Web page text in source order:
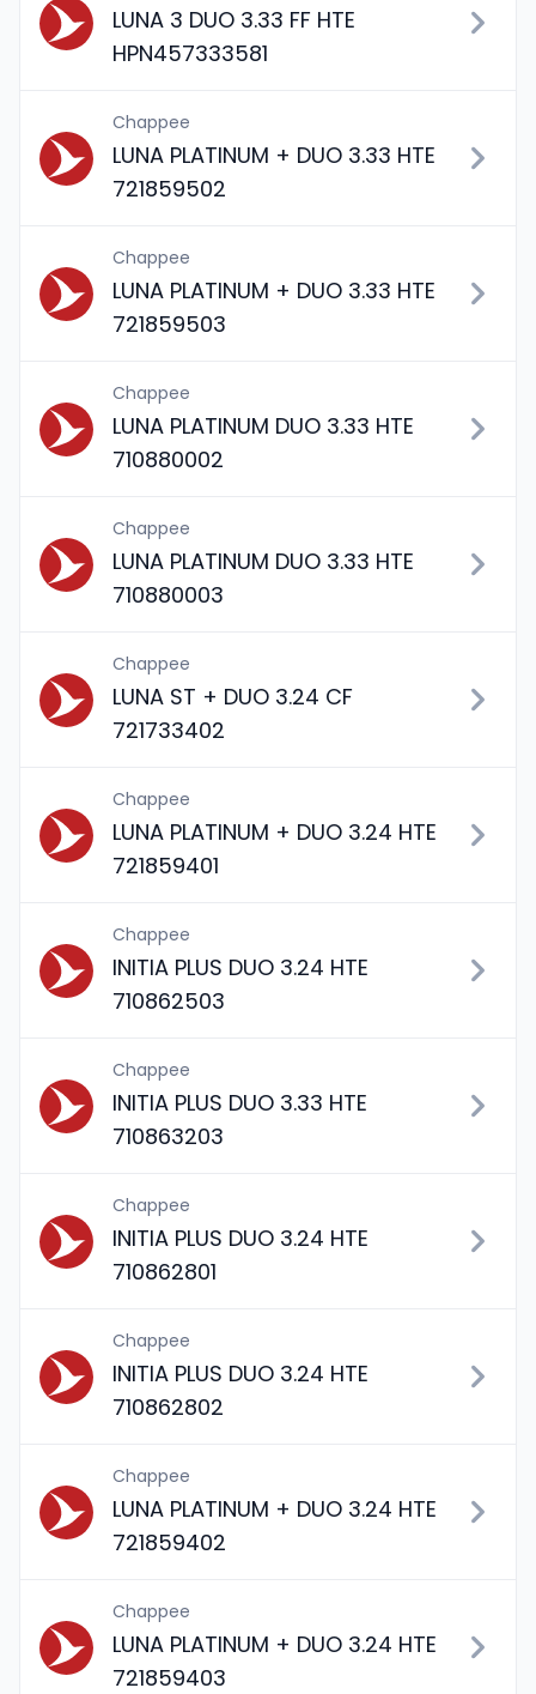
LUNA 3 DUO 3.33 FF HTE
HPN457333581
Chappee
LUNA PLATINUM + DUO 3.33 HTE
721859502
Chappee
LUNA PLATINUM + DUO 3.33 HTE
721859503
Chappee
LUNA PLATINUM DUO 3.33 HTE
710880002
Chappee
LUNA PLATINUM DUO 3.33 HTE
710880003
Chappee
LUNA ST + DUO 3.24 CF
721733402
Chappee
LUNA PLATINUM + DUO 3.24 HTE
721859401
Chappee
INITIA PLUS DUO 3.24 HTE
710862503
Chappee
INITIA PLUS DUO 3.33 HTE
710863203
Chappee
INITIA PLUS DUO 3.24 HTE
710862801
Chappee
INITIA PLUS DUO 3.24 HTE
710862802
Chappee
LUNA PLATINUM + DUO 3.24 HTE
721859402
Chappee
LUNA PLATINUM + DUO 3.24 HTE
721859403